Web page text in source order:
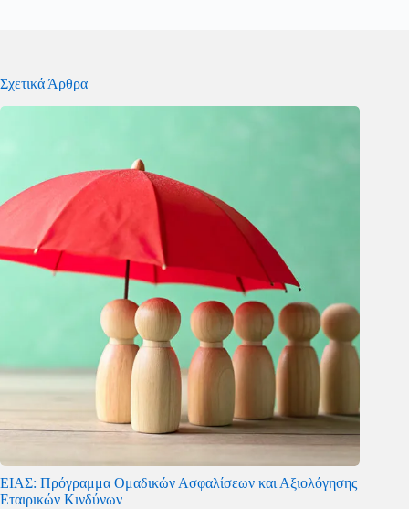
Σχετικά Άρθρα
ΕΙΑΣ: Πρόγραμμα Ομαδικών Ασφαλίσεων και Αξιολόγησης
Εταιρικών Κινδύνων